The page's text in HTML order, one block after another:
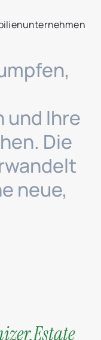
Ihre
Die
neue,